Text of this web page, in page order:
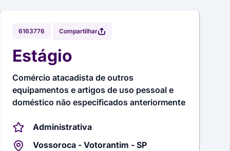
6163776 Compartilhar
Estágio
Comércio atacadista de outros
equipamentos e artigos de uso pessoal e
doméstico não especificados anteriormente
Administrativa
Vossoroca - Votorantim - SP